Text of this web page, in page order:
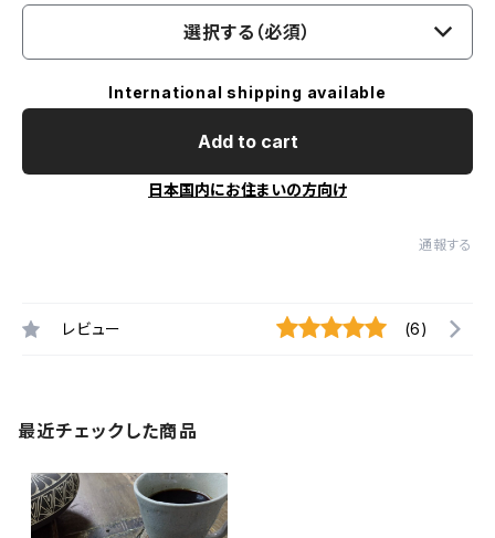
選択する（必須）
International shipping available
Add to cart
日本国内にお住まいの方向け
通報する
レビュー (6)
最近チェックした商品